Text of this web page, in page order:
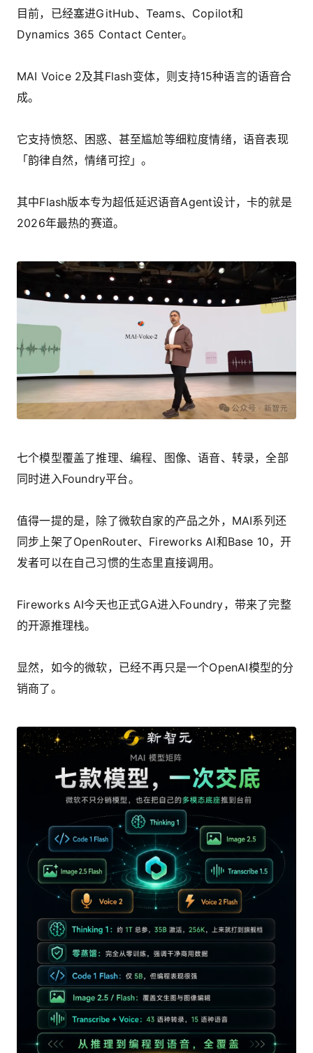
目前，已经塞进GitHub、Teams、Copilot和
Dynamics 365 Contact Center。
MAI Voice 2及其Flash变体，则支持15种语言的语音合
成。
它支持愤怒、困惑、甚至尴尬等细粒度情绪，语音表现
「韵律自然，情绪可控」。
其中Flash版本专为超低延迟语音Agent设计，卡的就是
2026年最热的赛道。
七个模型覆盖了推理、编程、图像、语音、转录，全部
同时进入Foundry平台。
值得一提的是，除了微软自家的产品之外，MAI系列还
同步上架了OpenRouter、Fireworks AI和Base 10，开
发者可以在自己习惯的生态里直接调用。
Fireworks AI今天也正式GA进入Foundry，带来了完整
的开源推理栈。
显然，如今的微软，已经不再只是一个OpenAI模型的分
销商了。